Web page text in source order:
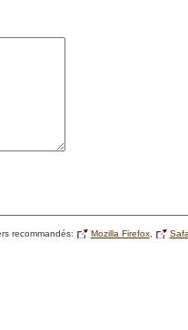
recommandés: Mozilla Firefox,